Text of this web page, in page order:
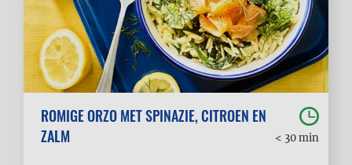
ROMIGE ORZO MET SPINAZIE, CITROEN EN
ZALM
< 30 min